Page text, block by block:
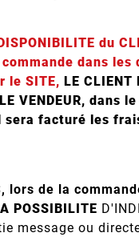
du
dans les
le SITE, LE CLIENT
VENDEUR, dans
sera facturé les
lors de la
POSSIBILITE
message ou